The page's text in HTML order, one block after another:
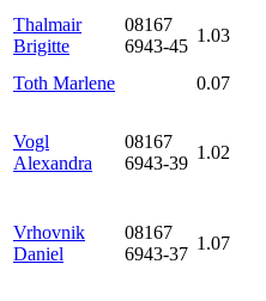
Thalmair
Brigitte
08167
6943-45
1.03
Toth Marlene
0.07
Vogl
Alexandra
08167
6943-39
1.02
Vrhovnik
Daniel
08167
6943-37
1.07